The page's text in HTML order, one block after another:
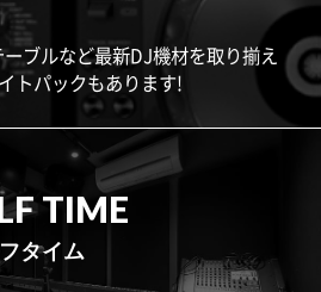
ーブルなど最新DJ機材を取り揃え
トパックもあります!
TIME
タイム